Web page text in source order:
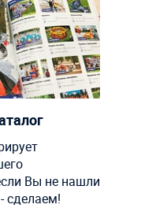
Вы не нашли
сделаем!